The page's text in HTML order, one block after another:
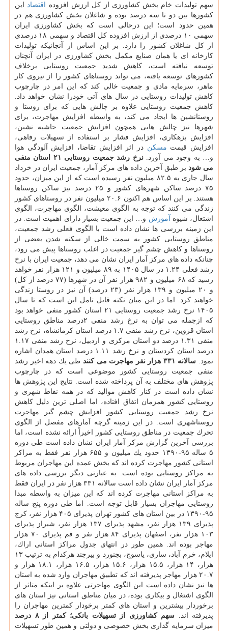
سهم تولیدات خام بخش كشاورزی از كل ارزش افزوده اقتصاد این
كشورها بین دو تا سه درصد بوده و شاغلان بخش كشاورزی هم در
همین حدود است؛ این درحالی است كه بخش كشاورزی ایران
سهمی ۱۰ درصدی از ارزش افزوده كل اقتصاد و سهمی ۱۸ درصدی
از كل شاغلان كشور را دارد. بر این اساس از آنجائیكه تولیدات
كارخانه ای یا همان صنایع مكمل بخش كشاورزی در ایران آنچنان
توسعه نیافته است، كاهش شدید جمعیت روستایی برخلاف
كشورهای توسعه یافته، می تواند روستاهای كشور را از نیروی كار
ماهر، سرمایه مادی و جمعیت خالی كند كه این امر در چارچوب
كاهش تولیدات روستایی در سال های آتی خودرا نشان خواهد داد.
كاهش جمعیت روستایی علاوه بر چالش هایی كه برای روستا و
روستانشین ها ایجاد می كند، به واسطه افزایش مهاجرت، برای
شهرها نیز چالش هایی همچون افزایش جمعیت حاشیه نشین،
افزایش بزهكاری، افزایش فشار بر استفاده از تسهیلات رفاهی،
افزایش قیمت مسكن در اثر افزایش تقاضا، افزایش آلودگی هوا
و… به وجود می آورد.
نرخ رشد جمعیت روستایی ۲۱ استان منفی
می شود بر طبق آخرین داده های مركز آمار، جمعیت ایران در خرداد
سال جاری به ۸۲.۵ میلیون نفر رسیده است كه از این میزان، حدود
۷۵ درصد ساكن شهرهای كشور و ۲۵ درصد نیز ساكن روستاها
هستند. بر این اساس هم اكنون ۲۰.۶ میلیون نفر در روستاهای كشور
زندگی می كنند كه توجه به الگوی معیشت، الگوی مهاجرت، الگوی
اشتغال، شیوه آموزش و… این جمعیت بسیار دارای اهمیت است. در
این زمینه بررسی ها نشان داده است با الگوی فعلی رشد جمعیت،
مناطق روستایی كشور به سمت خالی از سكنه شدن بعضی از
روستاها و كاهش چشم گیر جمعیت در اغلب روستاها پیش می رود،
چنانكه داده های مركز آمار ایران نشان می دهد، جمعیت ایران با نرخ
رشد فعلی ۱.۲۴ در سال ۱۴۰۵ به ۸۹ میلیون و ۱۲۱ هزار نفر خواهد
رسید كه ۶۸ میلیون و ۹۸۲ هزار نفر آن در شهرها (۷۷ درصد از كل)
و ۲۰ میلیون و ۱۳۹ هزار نفر (۲۳ درصد) آن نیز در روستا زندگی
خواهند كرد. اما در این میان نكته قابل تامل این است كه تا سال
۱۴۰۵ نرخ رشد جمعیت روستایی ۲۱ استان كشور منفی خواهد بود
كه ازجمله می توان به نرخ رشد منفی ۲درصد مناطق روستایی
استان قزوین، نرخ رشد منفی ۱.۷ درصد استان كرمانشاه، نرخ رشد
منفی ۱.۳۱ درصد دو استان مركزی و اردبیل، نرخ رشد منفی ۱.۱۷
درصد استان كردستان و نرخ رشد ۱.۱۱ درصد استان همدان اشاره
نمود. سالانه ۳۳۱ هزار نفر مهاجرت می كنند
طی یك دهه اخیر رشد
منفی جمعیت روستایی كشور موضوعی است كه در چارچوب
پژوهش های مختلف به آن پرداخته شده است. نتایج این پژوهش ها
نشان داده است در كنار كاهش موالید كه در همه نقاط شهری و
روستایی كشور همزمان اتفاق افتاده، اما اصلی ترین دلیل كاهش
نرخ رشد جمعیت روستایی كشور افزایش چشم گیر مهاجرت
روستاشهری است. در این زمینه گرچه آمارهای مفصل از الگوی
تحرك جمعیت در مناطق روستایی كشور اخیراً ارائه نشده است، اما
بررسی آخرین گزارش مركز آمار ایران نشان داده است طی دوره
۵ ساله ۹۵-۱۳۹۰ حدود یك میلیون و ۶۵۵ هزار نفر فقط به مراكز
استانی كشور مهاجرت كرده اند كه بخش عمده این مهاجران مربوط
به مراكز روستایی بوده است. به عبارتی دیگر بررسی داده های
مركز آمار ایران نشان داده است سالانه ۳۳۱ هزار نفر در ایران فقط
به مراكز استانی مهاجرت كرده اند كه این میزان به واسطه مبدا
روستایی مهاجران بسیار قابل توجه است. اما طی دوره پنج ساله
۹۵-۱۳۹۰ در بین استان های كشور تهران پذیرای ۴۰۵ هزار نفر، كرج
پذیرای ۱۳۹ هزار نفر، مشهد پذیرای ۱۳۷ هزار نفر، شیراز پذیرای
۱۰۳ هزار نفر، اصفهان پذیرای ۸۴ هزار نفر و قم پذیرای ۷۰ هزار
مهاجر بوده اند. همین طور در انتهای جدول مراكز استانی اراك،
ایلام، خرم آباد، ساری، یاسوج، بجنورد و بیرجند هركدام به ترتیب ۱۳
هزار، ۱۴ هزار، ۱۵.۵ هزار، ۱۵.۶ هزار، ۱۶.۵ هزار، ۱۸.۱ هزار و
۲۰.۷ هزار مهاجر پذیرفته اند كه تطبیق مهاجران وارد شده به استان
ها نیز نشان داده است این الگوی مهاجرتی علاوه بر اینكه متاثر از
الگوی اشتغال و بیكاری بوده، در میان مناطق استانی نیز استان های
برخوردار بیشترین و استان های كمتر برخودار كمترین مهاجران را
پذیرفته اند. سهم كشاورزی از تسهیلات بانكی؛ كمتر از ۸ درصد
میزان سرمایه گذاری بخش خصوصی و دولتی و همین طور تسهیلات